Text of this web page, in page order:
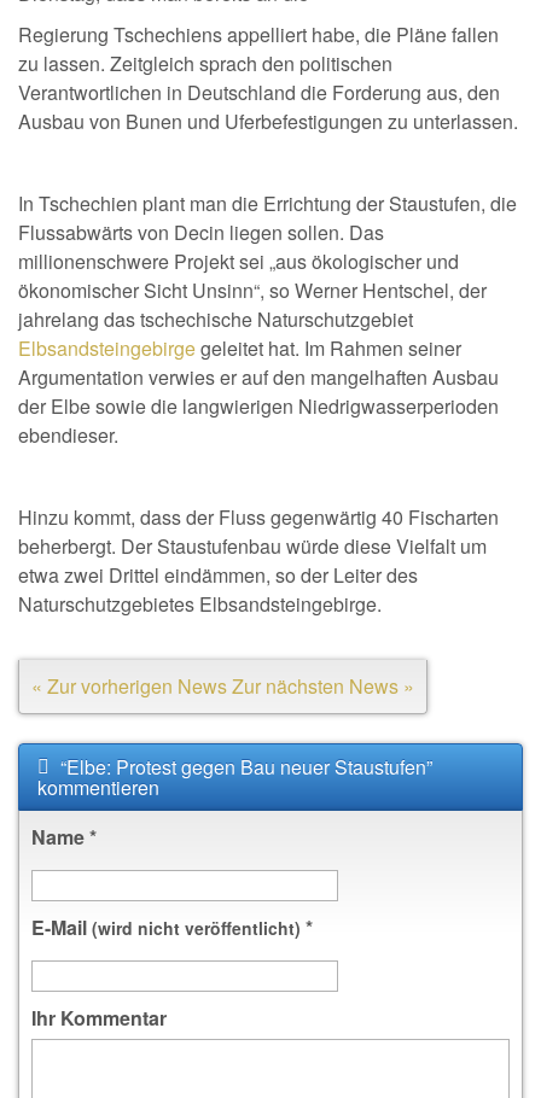
Regierung Tschechiens appelliert habe, die Pläne fallen
zu lassen. Zeitgleich sprach den politischen
Verantwortlichen in Deutschland die Forderung aus, den
Ausbau von Bunen und Uferbefestigungen zu unterlassen.
In Tschechien plant man die Errichtung der Staustufen, die
Flussabwärts von Decin liegen sollen. Das
millionenschwere Projekt sei „aus ökologischer und
ökonomischer Sicht Unsinn“, so Werner Hentschel, der
jahrelang das tschechische Naturschutzgebiet
Elbsandsteingebirgegeleitet hat. Im Rahmen seiner
Argumentation verwies er auf den mangelhaften Ausbau
der Elbe sowie die langwierigen Niedrigwasserperioden
ebendieser.
Hinzu kommt, dass der Fluss gegenwärtig 40 Fischarten
beherbergt. Der Staustufenbau würde diese Vielfalt um
etwa zwei Drittel eindämmen, so der Leiter des
Naturschutzgebietes Elbsandsteingebirge.
« Zur vorherigen NewsZur nächsten News »
“Elbe: Protest gegen Bau neuer Staustufen”
kommentieren
Name*
E-Mail (wird nicht veröffentlicht) *
Ihr Kommentar